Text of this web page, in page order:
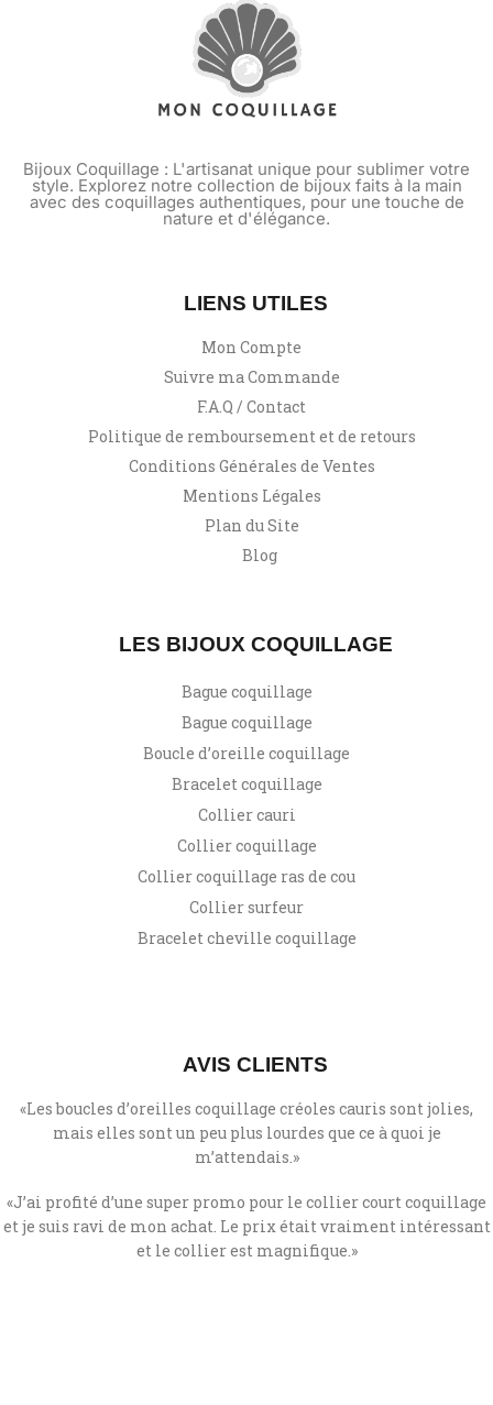
Bijoux Coquillage : L'artisanat unique pour sublimer votre
style. Explorez notre collection de bijoux faits à la main
avec des coquillages authentiques, pour une touche de
nature et d'élégance.
LIENS UTILES
Mon Compte
Suivre ma Commande
F.A.Q / Contact
Politique de remboursement et de retours
Conditions Générales de Ventes
Mentions Légales
Plan du Site
Blog
LES BIJOUX COQUILLAGE
Bague coquillage
Bague coquillage
Boucle d’oreille coquillage
Bracelet coquillage
Collier cauri
Collier coquillage
Collier coquillage ras de cou
Collier surfeur
Bracelet cheville coquillage
AVIS CLIENTS
«Les boucles d’oreilles coquillage créoles cauris sont jolies,
mais elles sont un peu plus lourdes que ce à quoi je
m’attendais. »
«J’ai profité d’une super promo pour le collier court coquillage
et je suis ravi de mon achat. Le prix était vraiment intéressant
et le collier est magnifique.»